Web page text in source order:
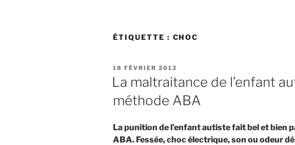
ÉTIQUETTE : CHOC
PUBLIÉ
LE
18 FÉVRIER 2012
La maltraitance de l’enfant
méthode ABA
La punition de l’enfant autiste fait bel et bien
ABA. Fessée, choc électrique, son ou odeur